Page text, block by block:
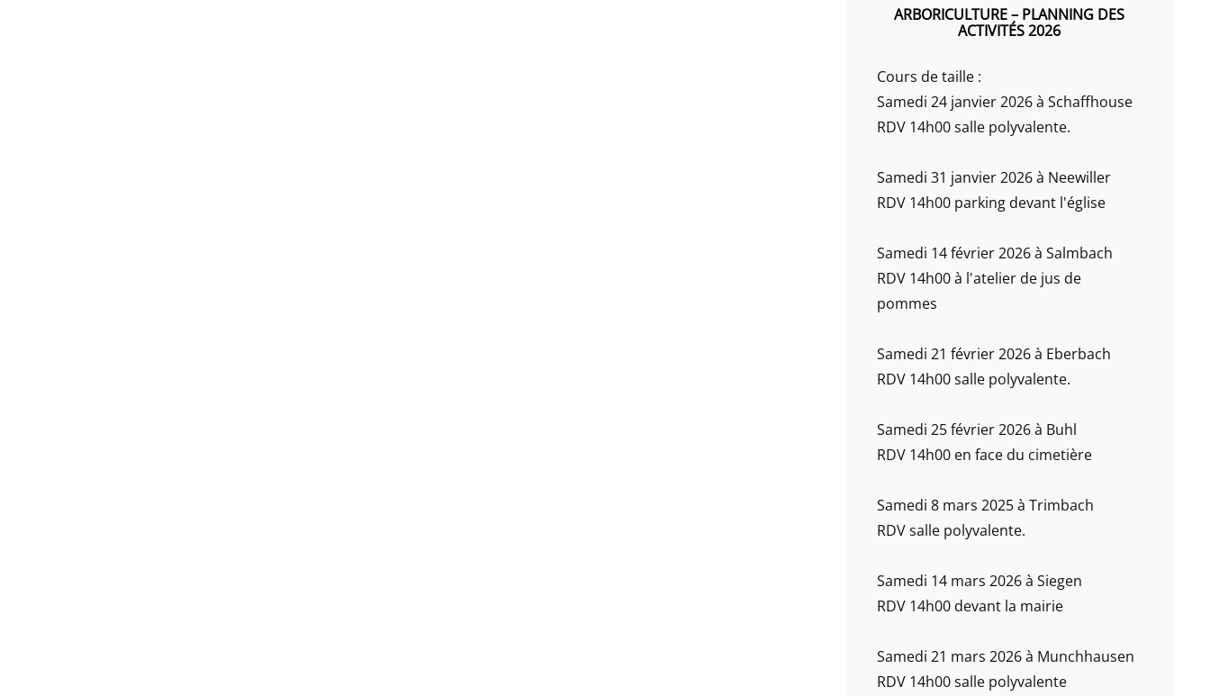
ARBORICULTURE – PLANNING DES
ACTIVITÉS 2026
Cours de taille :
Samedi 24 janvier 2026 à Schaffhouse
RDV 14h00 salle polyvalente.
Samedi 31 janvier 2026 à Neewiller
RDV 14h00 parking devant l'église
Samedi 14 février 2026 à Salmbach
RDV 14h00 à l'atelier de jus de
pommes
Samedi 21 février 2026 à Eberbach
RDV 14h00 salle polyvalente.
Samedi 25 février 2026 à Buhl
RDV 14h00 en face du cimetière
Samedi 8 mars 2025 à Trimbach
RDV salle polyvalente.
Samedi 14 mars 2026 à Siegen
RDV 14h00 devant la mairie
Samedi 21 mars 2026 à Munchhausen
RDV 14h00 salle polyvalente